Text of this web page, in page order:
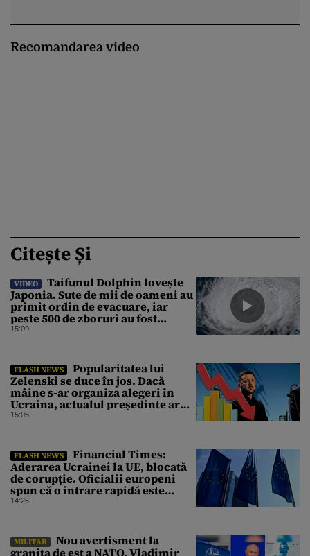
Recomandarea video
Citește Și
VIDEO
Taifunul Dolphin lovește
Japonia. Sute de mii de oameni au
primit ordin de evacuare, iar
peste 500 de zboruri au fost
anulate
15:09
FLASH NEWS
Popularitatea lui
Zelenski se duce în jos. Dacă
mâine s-ar organiza alegeri în
Ucraina, actualul președinte ar
pierde categoric în turul al doilea
15:05
FLASH NEWS
Financial Times:
Aderarea Ucrainei la UE, blocată
de corupție. Oficialii europeni
spun că o intrare rapidă este
imposibilă
14:26
MILITAR
Nou avertisment la
granița de est a NATO. Vladimir